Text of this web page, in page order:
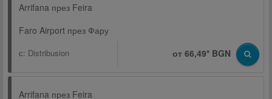
Arrifana през Feira
Faro Airport през Фару
с: Distribusion от 66,49* BGN
Arrifana през Feira